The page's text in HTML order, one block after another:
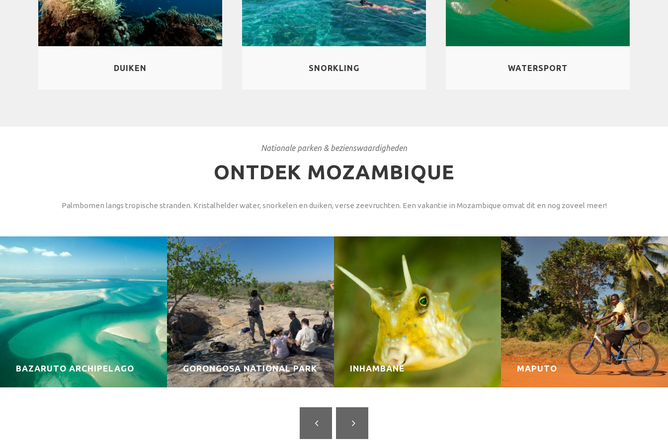
DUIKEN SNORKLING WATERSPORT
Nationale parken & bezienswaardigheden
ONTDEK MOZAMBIQUE
Palmbomen ​​langs tropische stranden. Kristalhelder water, snorkelen en duiken, verse zeevruchten. Een vakantie in Mozambique omvat dit en nog zoveel meer!
BAZARUTO ARCHIPELAGO GORONGOSA NATIONAL PARK INHAMBANE MAPUTO